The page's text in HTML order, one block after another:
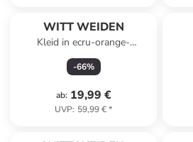
WITT WEIDEN
Kleid in ecru-orange-
gemustert
-66%
ab: 19,99 €
UVP: 59,99 €*